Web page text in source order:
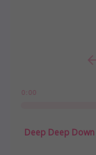
0:00
Deep Deep